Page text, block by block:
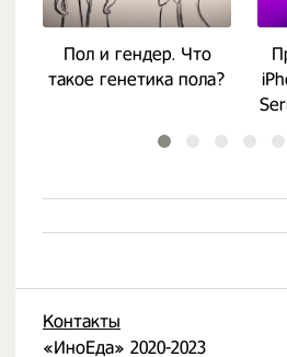
Пол и гендер. Что
такое генетика пола?
Контакты
«ИноЕда» 2020-2023